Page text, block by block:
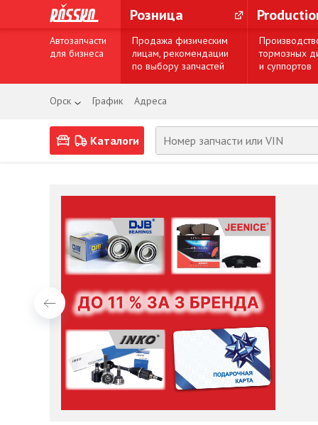
Розница
Автозапчасти
для бизнеса
Продажа физическим
лицам, рекомендации
по выбору запчастей
тормозных
и суппортов
Орск График Адреса
Каталоги